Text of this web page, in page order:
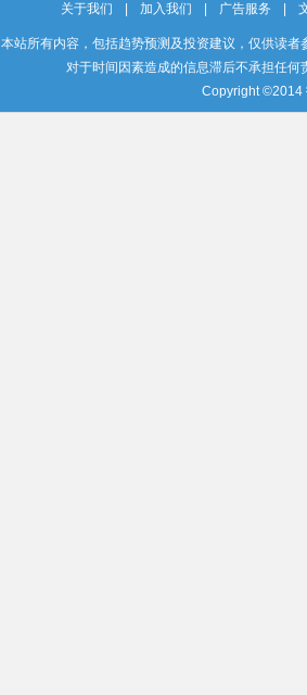
关于我们 加入我们 广告服务
本站所有内容，包括趋势预测及投资建议，仅供读
对于时间因素造成的信息滞后不承担任
Copyright ©2014